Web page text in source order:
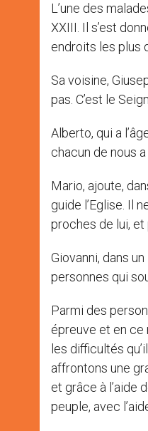
L’une des
XXIII. Il s’est
endroits les plus
Sa voisine,
pas. C’est le
Alberto, qui a
chacun de nous
Mario, ajoute,
guide l’Eglise. Il
proches de lui, et
Giovanni, dans
personnes qui
Parmi des
épreuve et en ce
les difficultés
affrontons une
et grâce à l’aide
peuple, avec